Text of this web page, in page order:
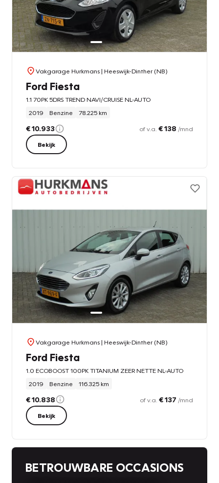
Vakgarage Hurkmans| Heeswijk-Dinther (NB)
Ford Fiesta
1.1 70PK 5DRS TREND NAVI/CRUISE NL-AUTO
2019
Benzine 78.225 km
€ 10.933 of v.a. € 138 /mnd
Bekijk
Vakgarage Hurkmans| Heeswijk-Dinther (NB)
Ford Fiesta
1.0 ECOBOOST 100PK TITANIUM ZEER NETTE NL-AUTO
2019
Benzine 116.325 km
€ 10.838 of v.a. € 137 /mnd
Bekijk
BETROUWBARE OCCASIONS